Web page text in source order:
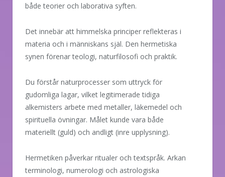
både teorier och laborativa syften.
Det innebär att himmelska principer reflekteras i
materia och i människans själ. Den hermetiska
synen förenar teologi, naturfilosofi och praktik.
Du förstår naturprocesser som uttryck för
gudomliga lagar, vilket legitimerade tidiga
alkemisters arbete med metaller, läkemedel och
spirituella övningar. Målet kunde vara både
materiellt (guld) och andligt (inre upplysning).
Hermetiken påverkar ritualer och textspråk. Arkan
terminologi, numerologi och astrologiska